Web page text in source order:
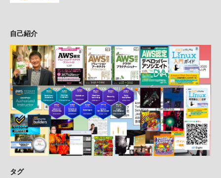
自己紹介
タグ